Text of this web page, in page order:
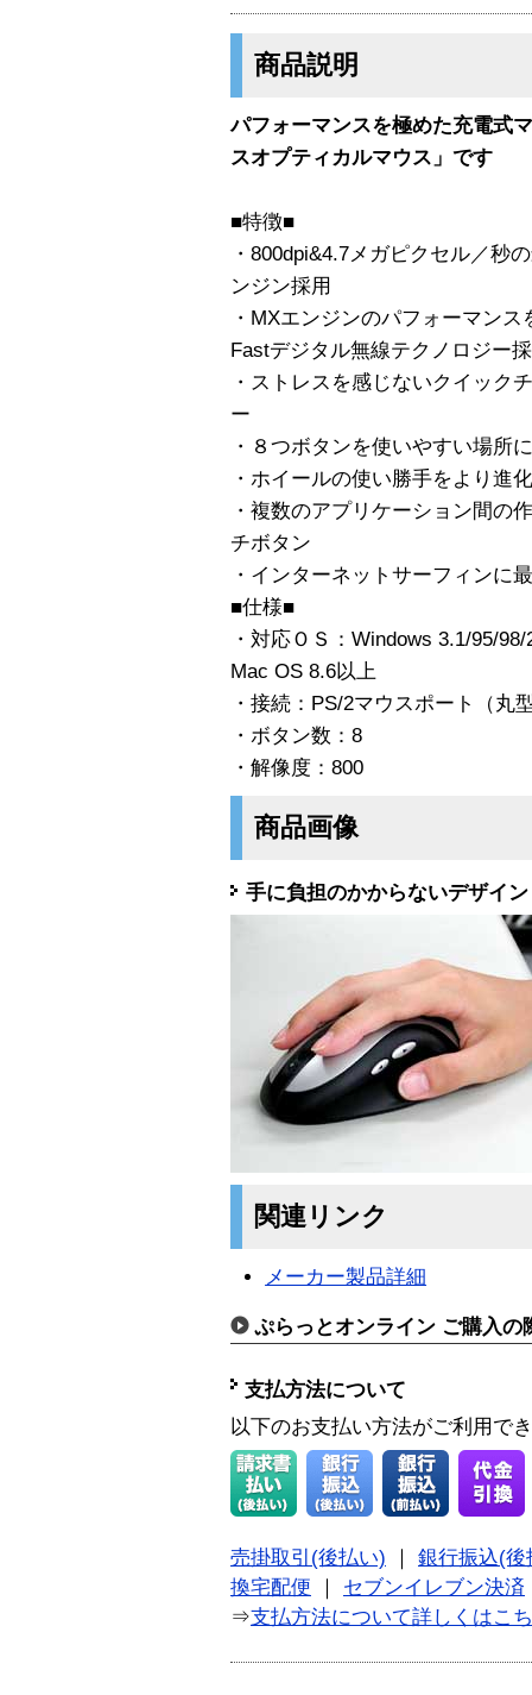
商品説明
パフォーマンスを極めた充電式
スオプティカルマウス」です
■特徴■
・800dpi&4.7メガピクセル／秒
ンジン採用
・MXエンジンのパフォーマン
Fastデジタル無線テクノロジー
・ストレスを感じないクイック
ー
・８つボタンを使いやすい場所
・ホイールの使い勝手をより進
・複数のアプリケーション間の
チボタン
・インターネットサーフィンに
■仕様■
・対応ＯＳ：Windows 3.1/95/
Mac OS 8.6以上
・接続：PS/2マウスポート（丸
・ボタン数：8
・解像度：800
商品画像
手に負担のかからないデザイン
関連リンク
メーカー製品詳細
ぷらっとオンライン ご購入の
支払方法について
以下のお支払い方法がご利用で
売掛取引(後払い) ｜ 銀行振込(後
換宅配便 ｜ セブンイレブン決済
⇒支払方法について詳しくはこ